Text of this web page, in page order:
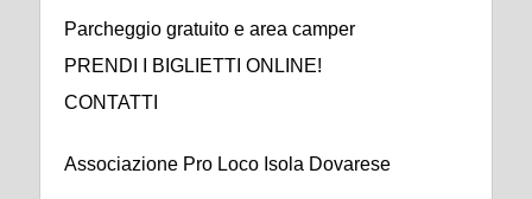
Parcheggio gratuito e area camper
PRENDI I BIGLIETTI ONLINE!
CONTATTI
Associazione Pro Loco Isola Dovarese